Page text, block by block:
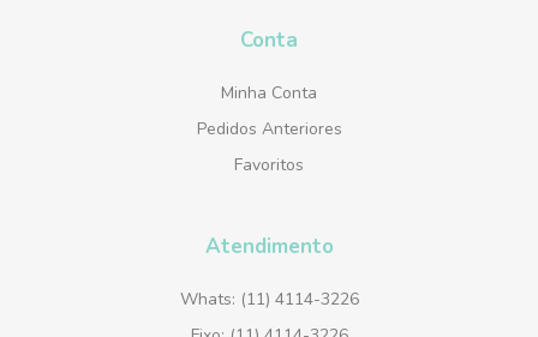
Conta
Minha Conta
Pedidos Anteriores
Favoritos
Atendimento
Whats: (11) 4114-3226